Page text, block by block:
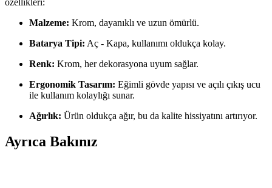
Malzeme: Krom, dayanıklı ve uzun ömürlü.
Batarya Tipi: Aç - Kapa, kullanımı oldukça kolay.
Renk: Krom, her dekorasyona uyum sağlar.
Ergonomik Tasarım: Eğimli gövde yapısı ve açılı çıkış ucu
ile kullanım kolaylığı sunar.
Ağırlık: Ürün oldukça ağır, bu da kalite hissiyatını artırıyor.
Ayrıca Bakınız